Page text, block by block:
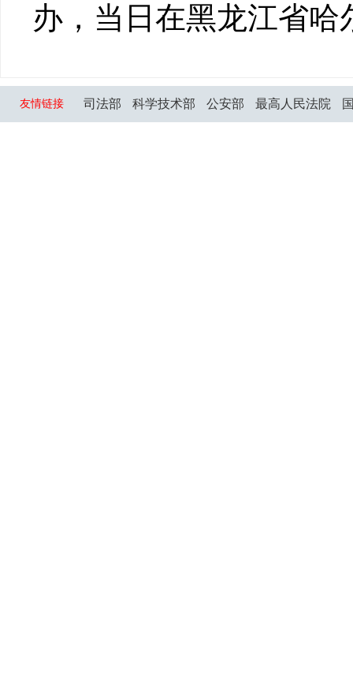
办，当日在黑龙江省哈
友情链接 司法部 科学技术部 公安部 最高人民法院